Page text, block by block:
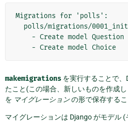
Migrations for 'polls':
makemigrations を実行することで
たこと(この場合、新しいものを作成
を マイグレーションの形で保存するこ
マイグレーションは Django がモデル